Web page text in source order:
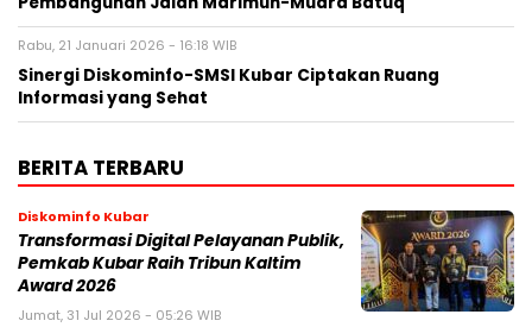
Rabu, 21 Januari 2026 - 16:18 WIB
Sinergi Diskominfo-SMSI Kubar Ciptakan Ruang
Informasi yang Sehat
BERITA TERBARU
Diskominfo Kubar
Transformasi Digital Pelayanan Publik,
Pemkab Kubar Raih Tribun Kaltim
Award 2026
Jumat, 31 Jul 2026 - 05:26 WIB